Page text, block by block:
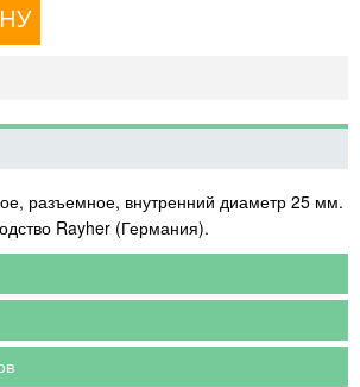
разъемное, внутренний диаметр 25 мм.
Rayher (Германия).